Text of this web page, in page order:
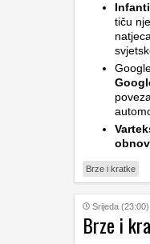
tiču
Brze i kratke
Srijeda (23:00)
Brze i